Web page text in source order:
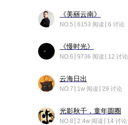
《美丽云南》
NO.5 6153 阅读 6 讨论
《慢时光》
NO.6 9736 阅读 12 讨论
云海日出
NO.7 1w 阅读 29 讨论
光影秋千，童年圆圈
NO.8 2.4w 阅读 14 讨论